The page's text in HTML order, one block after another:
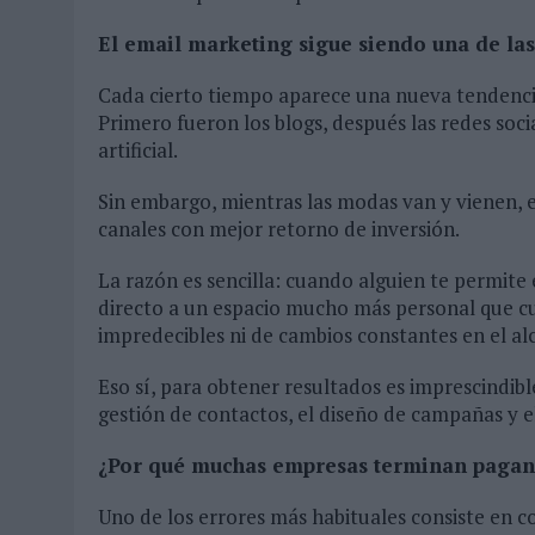
El email marketing sigue siendo una de
Cada cierto tiempo aparece una nueva
Primero fueron los blogs, después las redes
artificial.
Sin embargo, mientras las modas van y
canales con mejor retorno de inversión.
La razón es sencilla: cuando alguien te
directo a un espacio mucho más personal que
impredecibles ni de cambios constantes en el
Eso sí, para obtener resultados es
gestión de contactos, el diseño de campañas y
¿Por qué muchas empresas terminan
Uno de los errores más habituales consiste en